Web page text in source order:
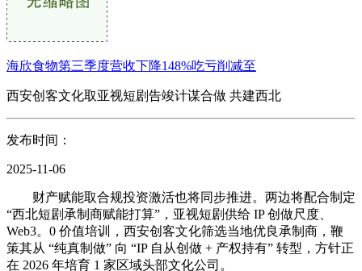
海欣食物第三季度营收下降148%吃亏削减至
西安创客文化取亚视短剧告竣计谋合做 共建西北
发布时间：
2025-11-06
财产赋能取合规投资激活也将同步推进。两边将配合制定
“西北短剧承制商赋能打算”，亚视短剧供给 IP 创做尺度、
Web3。0 价值培训，西安创客文化筛选当地优良承制商，鞭
策其从 “纯真制做” 向 “IP 自从创做 + 产权持有” 转型，方针正
在 2026 年培育 1 家区域头部文化公司。